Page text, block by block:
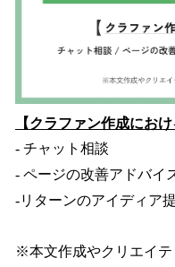
【クラファン作成にお
- チャット相談
- ページの改善アドバイ
-リターンのアイディア
※本文作成やクリエイテ